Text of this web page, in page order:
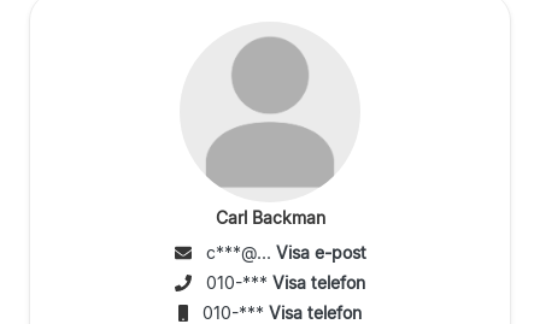
Carl Backman
c***@... Visa e-post
010-*** Visa telefon
010-*** Visa telefon